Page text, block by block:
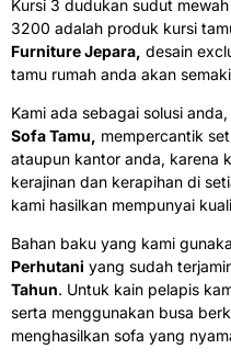
Kursi 3 dudukan sudut
3200 adalah produk kursi
Furniture Jepara, desain
tamu rumah anda akan
Kami ada sebagai solusi
Sofa Tamu, mempercantik
ataupun kantor anda, karena
kerajinan dan kerapihan di
kami hasilkan mempunyai
Bahan baku yang kami
Perhutani yang sudah
Tahun. Untuk kain pelapis
serta menggunakan busa
menghasilkan sofa yang